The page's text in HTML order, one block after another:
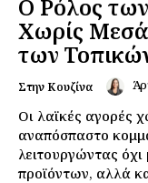
Ο Ρόλος
Χωρίς
των
Στην Κουζίνα
Οι λαϊκές αγορές
αναπόσπαστο
λειτουργώντας
προϊόντων, αλλά